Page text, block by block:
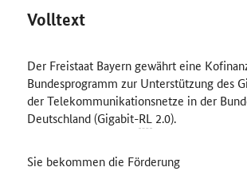
Volltext
Der Freistaat Bayern gewährt eine
Bundesprogramm zur Unterstützung des
der Telekommunikationsnetze in der
Deutschland (Gigabit-RL 2.0).
Sie bekommen die Förderung